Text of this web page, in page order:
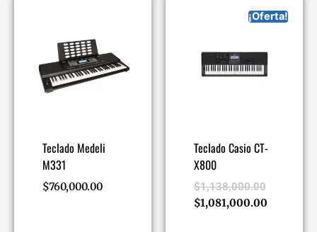
Teclado Medeli
M331
$760,000.00
¡Oferta!
Teclado Casio CT-
X800
$1,138,000.00
$1,081,000.00